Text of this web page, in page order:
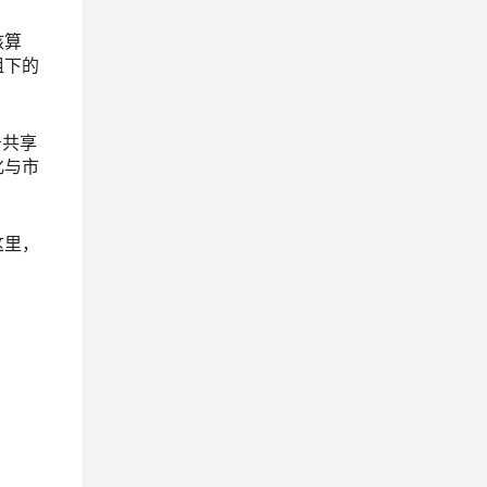
算
的
享
与市
，